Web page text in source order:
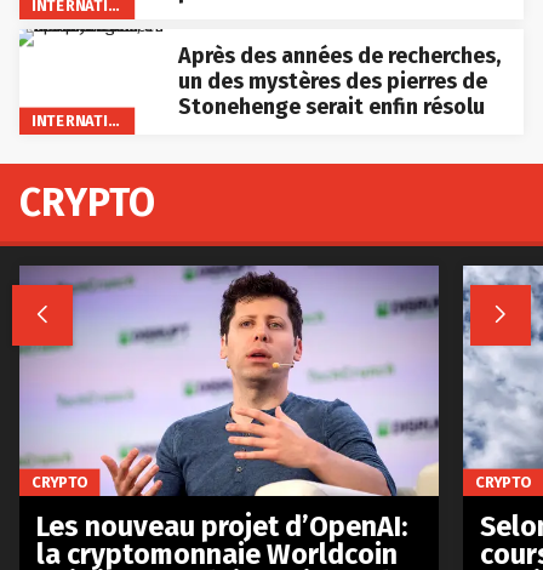
INTERNATIONAL
INTERNATIONAL
Après des années de recherches,
un des mystères des pierres de
Stonehenge serait enfin résolu
CRYPTO
 
CRYPTO
Les nouveau projet d’OpenAI:
la cryptomonnaie Worldcoin
CRYPTO